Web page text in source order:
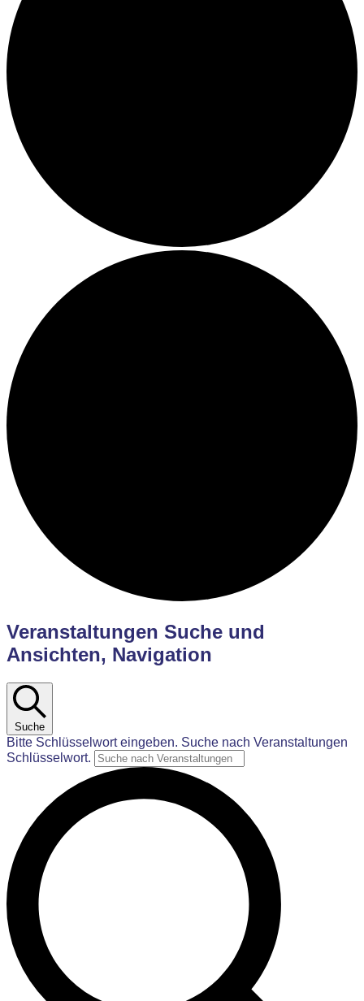
Veranstaltungen
Veranstaltungen Suche und
Ansichten, Navigation
Suche
Bitte Schlüsselwort eingeben. Suche nach Veranstaltungen
Schlüsselwort.